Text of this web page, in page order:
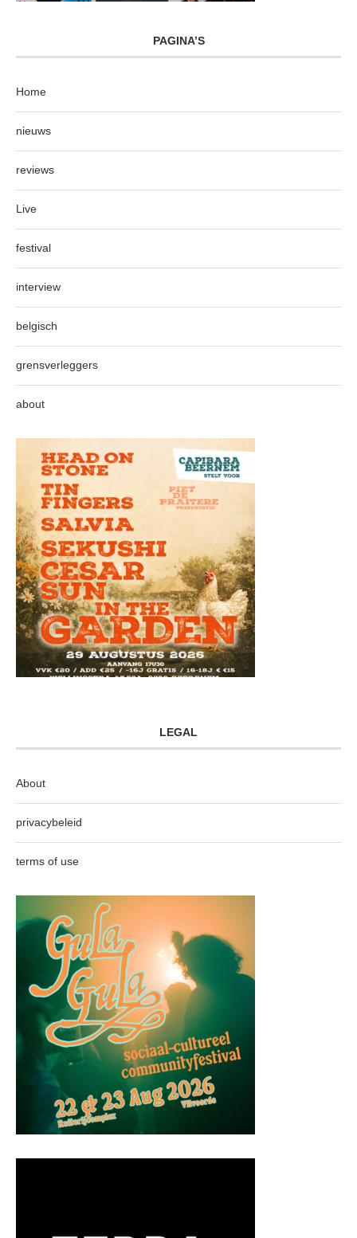
PAGINA’S
Home
nieuws
reviews
Live
festival
interview
belgisch
grensverleggers
about
LEGAL
About
privacybeleid
terms of use